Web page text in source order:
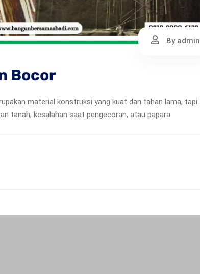
By admin
Bocor
material konstruksi yang kuat dan tahan lama, tapi
tanah, kesalahan saat pengecoran, atau papara